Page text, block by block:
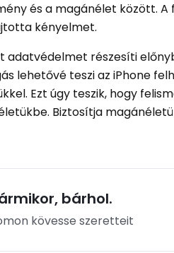
és a magánélet között.
kényelmet.
adatvédelmet részesíti
lehetővé teszi az iPhone
Ezt úgy teszik, hogy
Biztosítja
bárhol.
kövesse szeretteit